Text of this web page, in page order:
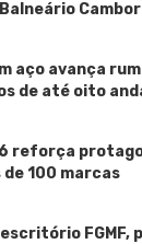
aço avança
de até oito
reforça
100 marcas
FGMF,